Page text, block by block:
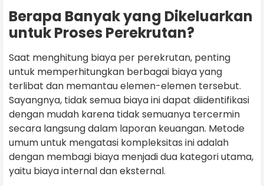
Berapa Banyak yang Dikeluarkan
untuk Proses Perekrutan?
Saat menghitung biaya per perekrutan, penting
untuk memperhitungkan berbagai biaya yang
terlibat dan memantau elemen-elemen tersebut.
Sayangnya, tidak semua biaya ini dapat diidentifikasi
dengan mudah karena tidak semuanya tercermin
secara langsung dalam laporan keuangan. Metode
umum untuk mengatasi kompleksitas ini adalah
dengan membagi biaya menjadi dua kategori utama,
yaitu biaya internal dan eksternal.